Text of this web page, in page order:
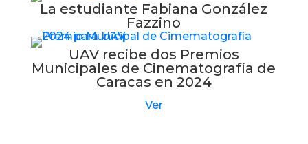
La estudiante Fabiana González
Fazzino
UAV recibe dos Premios
Municipales de Cinematografía de
Caracas en 2024
Ver